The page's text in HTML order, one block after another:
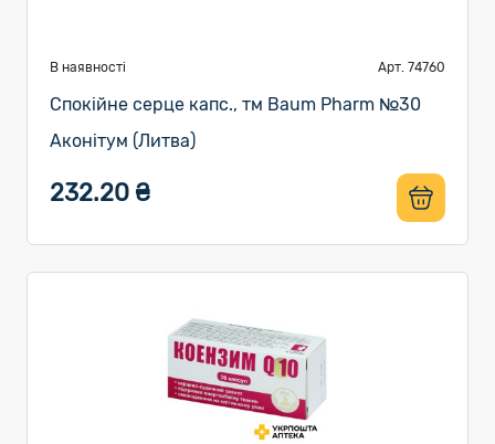
В наявності Арт. 74760
Спокійне серце капс., тм Baum Pharm №30
Аконітум (Литва)
232.20 ₴